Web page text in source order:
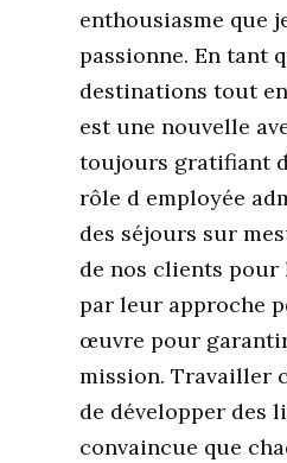
enthousiasme que
passionne. En tant
destinations tout
est une nouvelle
toujours gratifiant
rôle d employée
des séjours sur
de nos clients
par leur approche
œuvre pour
mission. Travailler
de développer des
convaincue que